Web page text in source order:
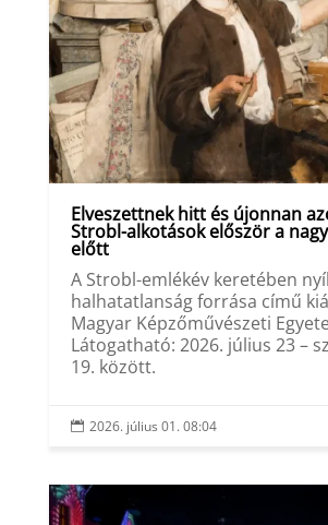
Elveszettnek hitt és újonnan
Strobl-alkotások először a
előtt
A Strobl-emlékév keretében
halhatatlanság forrása című
Magyar Képzőművészeti
Látogatható: 2026. július 23 –
19. között.
 2026. július 01. 08:04